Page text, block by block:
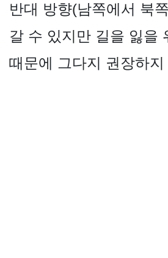
반대 방향(남쪽에서 북
갈 수 있지만 길을 잃을
때문에 그다지 권장하지